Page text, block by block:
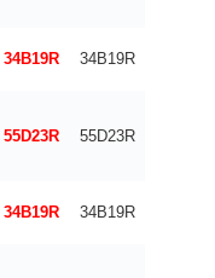
34B19R 34B19R
55D23R 55D23R
34B19R 34B19R